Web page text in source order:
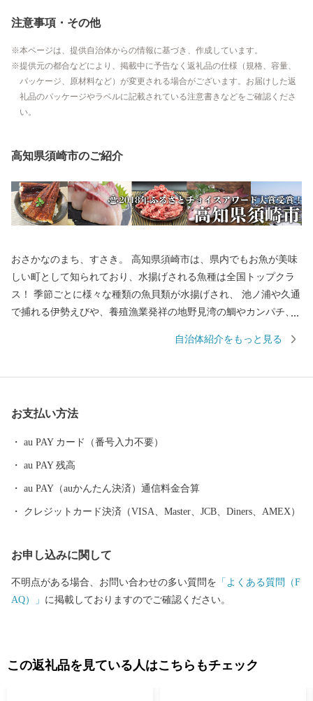
注意事項・その他
本ページは、提供自治体からの情報に基づき、作成しています。
提供元の都合などにより、掲載中に予告なく返礼品の仕様（規格、容量、
パッケージ、原材料など）が変更される場合がございます。お届けした返
礼品のパッケージやラベルに記載されている注意書きなどをご確認くださ
い。
高知県須崎市のご紹介
おさかなのまち、すさき。 高知県須崎市は、県内でもお魚が美味
しい町として知られており、水揚げされる魚種は全国トップクラ
ス！ 季節ごとに様々な種類の魚貝類が水揚げされ、 池ノ浦や久通
で捕れる伊勢えびや、養殖漁業発祥の地野見湾の鯛やカンパチ、
貝類を楽しめます。 また、黒潮の恵みをたっぷり受けた文旦やポ
法等について 須崎市 ふるさと納税担当 TEL： 050-1730-1325 M
AIL：info@susaki-furusato.com
自治体紹介をもっと見る
お支払い方法
au PAY カード（番号入力不要）
au PAY 残高
au PAY（auかんたん決済）通信料金合算
クレジットカード決済（VISA、Master、JCB、Diners、AMEX）
お申し込みに関して
不明点がある場合、お問い合わせの多い質問を 「よくある質問（F
AQ）」 に掲載しておりますのでご確認ください。
この返礼品を見ている人はこちらもチェック